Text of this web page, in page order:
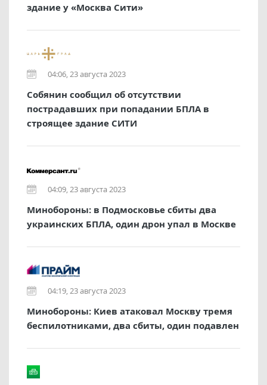
здание у «Москва Сити»
04:06, 23 августа 2023
Собянин сообщил об отсутствии
пострадавших при попадании БПЛА в
строящее здание СИТИ
04:09, 23 августа 2023
Минобороны: в Подмосковье сбиты два
украинских БПЛА, один дрон упал в Москве
04:19, 23 августа 2023
Минобороны: Киев атаковал Москву тремя
беспилотниками, два сбиты, один подавлен